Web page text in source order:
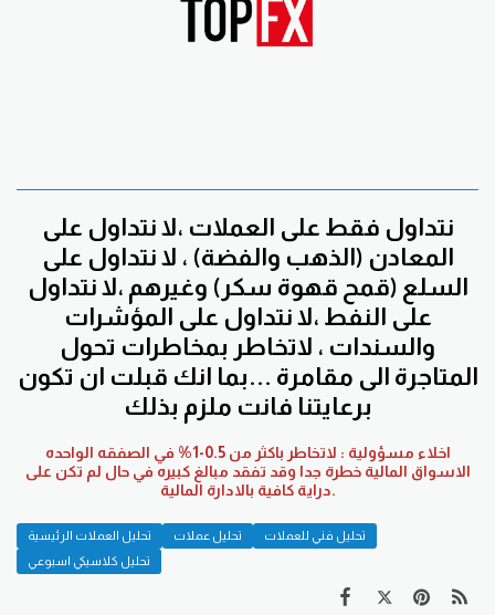
نتداول فقط على العملات ،لا نتداول على
المعادن (الذهب والفضة) ، لا نتداول على
السلع (قمح قهوة سكر) وغيرهم ،لا نتداول
على النفط ،لا نتداول على المؤشرات
والسندات ، لاتخاطر بمخاطرات تحول
المتاجرة الى مقامرة ...بما انك قبلت ان تكون
برعايتنا فانت ملزم بذلك
اخلاء مسؤولية : لاتخاطر باكثر من 0.5-1% في الصفقه الواحده
الاسواق المالية خطرة جدا وقد تفقد مبالغ كبيره في حال لم تكن على
دراية كافية بالادارة المالية.
تحليل العملات الرئيسية تحليل عملات
تحليل فني للعملات
تحليل كلاسيكي اسبوعي